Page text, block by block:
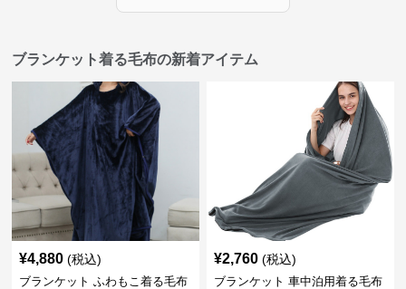
ブランケット着る毛布の新着アイテム
¥4,880 (税込)
ブランケット ふわもこ着る毛布
¥2,760 (税込)
ブランケット 車中泊用着る毛布